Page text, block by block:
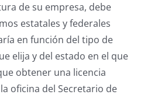
de su empresa, debe
estatales y federales
en función del tipo de
elija y del estado en el que
obtener una licencia
oficina del Secretario de